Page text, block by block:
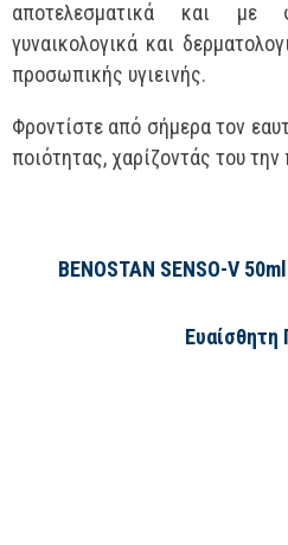
αποτελεσματικά και με
γυναικολογικά και
προσωπικής υγιεινής.
Φροντίστε από σήμερα τον
ποιότητας, χαρίζοντάς του
BENOSTAN SENSO-V
Ευαίσθητη